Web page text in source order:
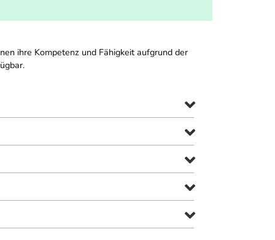
ihre Kompetenz und Fähigkeit aufgrund der